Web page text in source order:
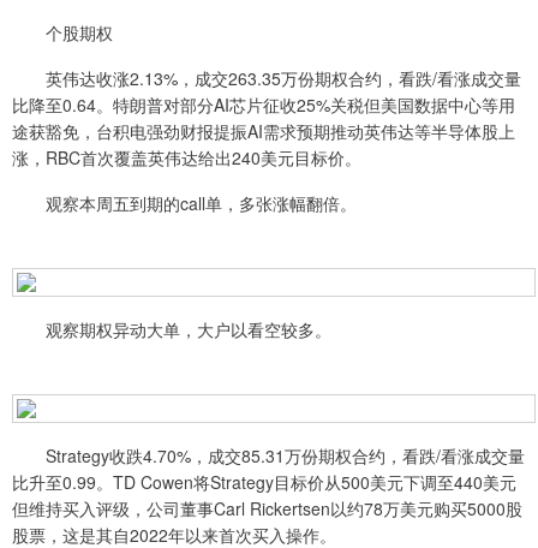
个股期权
英伟达收涨2.13%，成交263.35万份期权合约，看跌/看涨成交量
比降至0.64。特朗普对部分AI芯片征收25%关税但美国数据中心等用
途获豁免，台积电强劲财报提振AI需求预期推动英伟达等半导体股上
涨，RBC首次覆盖英伟达给出240美元目标价。
观察本周五到期的call单，多张涨幅翻倍。
观察期权异动大单，大户以看空较多。
Strategy收跌4.70%，成交85.31万份期权合约，看跌/看涨成交量
比升至0.99。TD Cowen将Strategy目标价从500美元下调至440美元
但维持买入评级，公司董事Carl Rickertsen以约78万美元购买5000股
股票，这是其自2022年以来首次买入操作。